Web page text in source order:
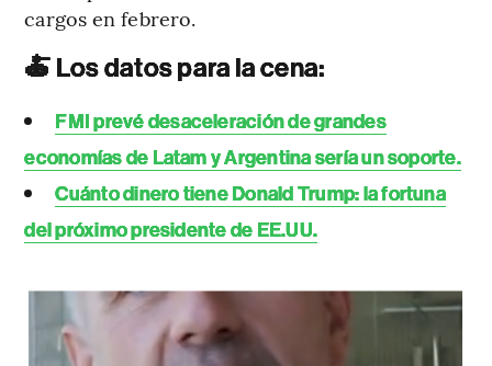
cargos en febrero.
🍝 Los datos para la cena:
FMI prevé desaceleración de grandes
economías de Latam y Argentina sería un soporte.
Cuánto dinero tiene Donald Trump: la fortuna
del próximo presidente de EE.UU.